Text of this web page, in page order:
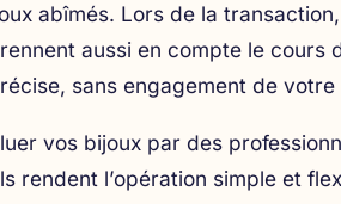
abîmés. Lors de la
aussi en compte le cours
sans engagement de votre
vos bijoux par des
rendent l’opération simple et